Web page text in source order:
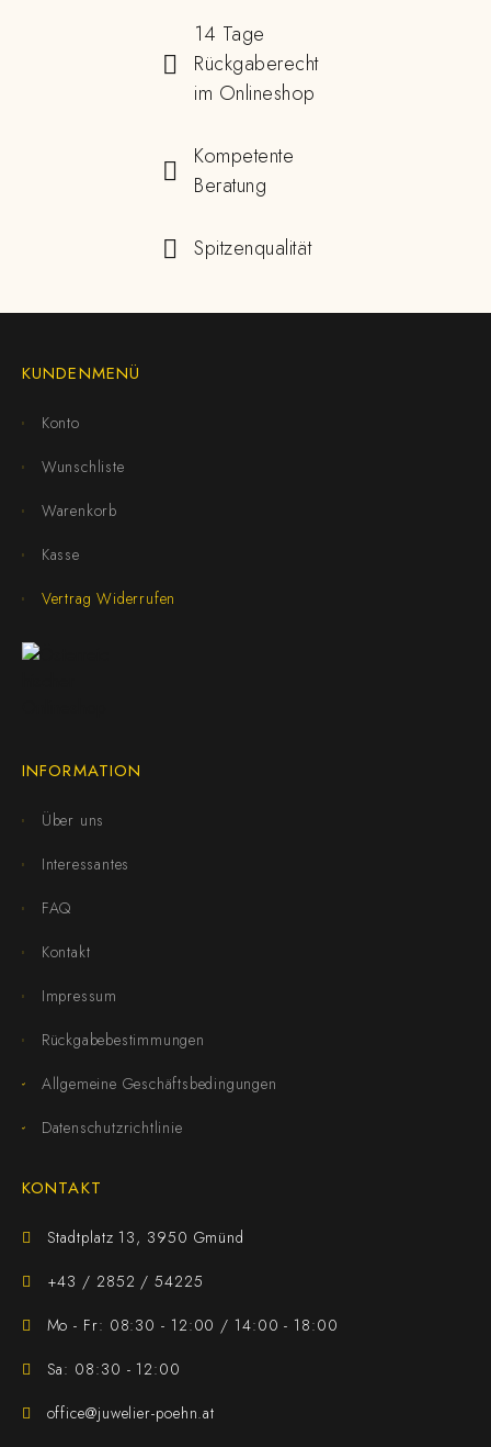
14 Tage
Rückgaberecht
im Onlineshop
Kompetente
Beratung
Spitzenqualität
KUNDENMENÜ
Konto
Wunschliste
Warenkorb
Kasse
Vertrag Widerrufen
INFORMATION
Über uns
Interessantes
FAQ
Kontakt
Impressum
Rückgabebestimmungen
Allgemeine Geschäftsbedingungen
Datenschutzrichtlinie
KONTAKT
Stadtplatz 13, 3950 Gmünd
+43 / 2852 / 54225
Mo - Fr: 08:30 - 12:00 / 14:00 - 18:00
Sa: 08:30 - 12:00
office@juwelier-poehn.at